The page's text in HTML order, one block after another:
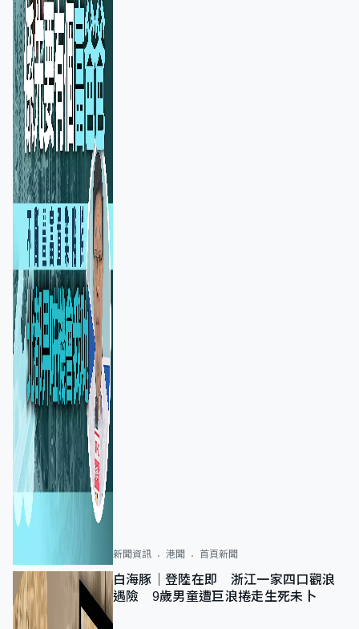
新聞資訊 港聞 首頁新聞
白海豚｜登陸在即 浙江一家四口觀浪
遇險 9歲男童遭巨浪捲走生死未卜